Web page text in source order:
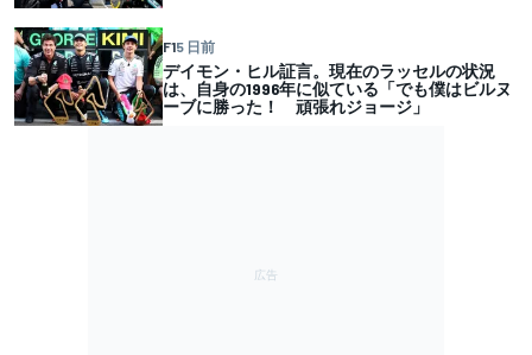
F15 日前
デイモン・ヒル証言。現在のラッセルの状況
は、自身の1996年に似ている「でも僕はビルヌ
ーブに勝った！ 頑張れジョージ」